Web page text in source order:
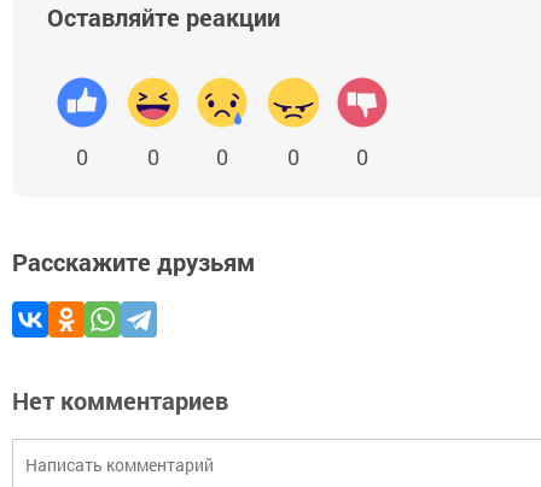
Оставляйте реакции
0 0 0 0 0
Расскажите друзьям
Нет комментариев